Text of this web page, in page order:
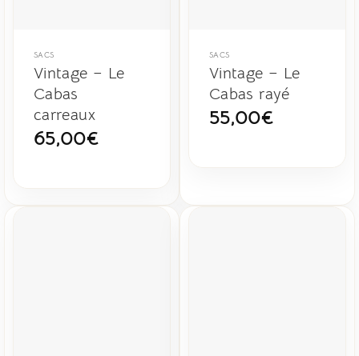
SACS
Vintage – Le
Cabas
carreaux
65,00€
SACS
Vintage – Le
Cabas rayé
55,00€